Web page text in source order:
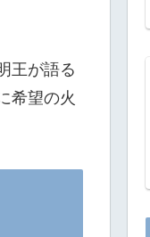
王が語る
希望の火